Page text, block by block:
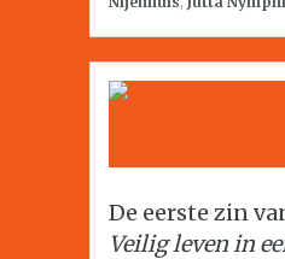
De eerste zin
Veilig leven in